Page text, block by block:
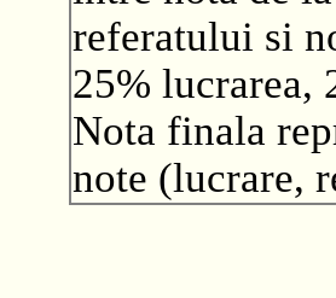
referatului si
25% lucrarea,
Nota finala
note (lucrare,